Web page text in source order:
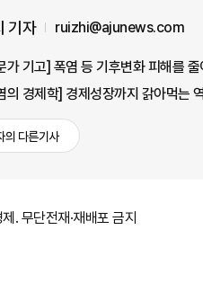
기자 ruizhi@ajunews.com
가 기고] 폭염 등 기후변화 피해를
의 경제학] 경제성장까지 갉아먹는
의 다른기사
. 무단전재·재배포 금지